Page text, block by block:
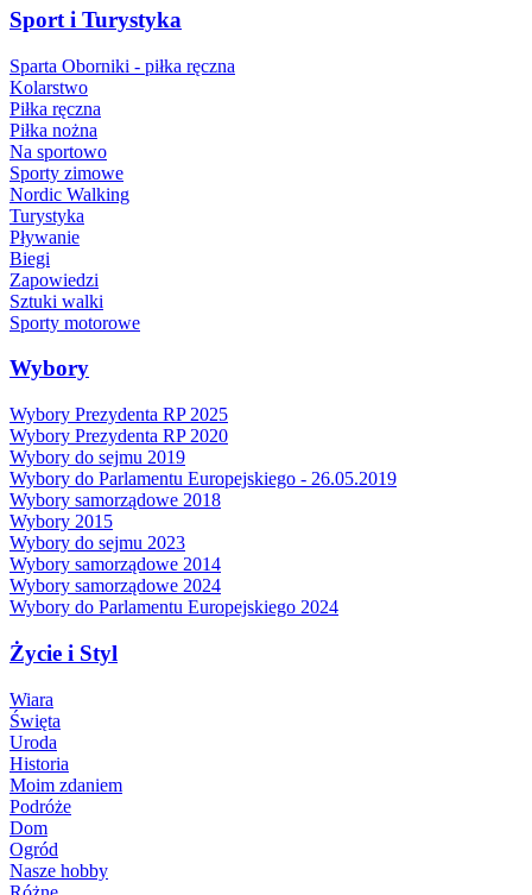
Sport i Turystyka
Sparta Oborniki - piłka ręczna
Kolarstwo
Piłka ręczna
Piłka nożna
Na sportowo
Sporty zimowe
Nordic Walking
Turystyka
Pływanie
Biegi
Zapowiedzi
Sztuki walki
Sporty motorowe
Wybory
Wybory Prezydenta RP 2025
Wybory Prezydenta RP 2020
Wybory do sejmu 2019
Wybory do Parlamentu Europejskiego - 26.05.2019
Wybory samorządowe 2018
Wybory 2015
Wybory do sejmu 2023
Wybory samorządowe 2014
Wybory samorządowe 2024
Wybory do Parlamentu Europejskiego 2024
Życie i Styl
Wiara
Święta
Uroda
Historia
Moim zdaniem
Podróże
Dom
Ogród
Nasze hobby